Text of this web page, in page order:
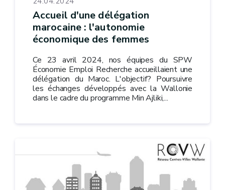
Accueil d'une délégation
marocaine : l'autonomie
économique des femmes
Ce 23 avril 2024, nos équipes du SPW
Économie Emploi Recherche accueillaient une
délégation du Maroc. L'objectif? Poursuivre
les échanges développés avec la Wallonie
dans le cadre du programme Min Ajliki,...